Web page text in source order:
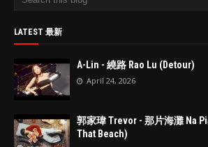
LATEST 最新
A-Lin - 繞路 Rao Lu (Detour)
April 24, 2026
郭家瑋 Trevor - 那片海灘 Na
That Beach)